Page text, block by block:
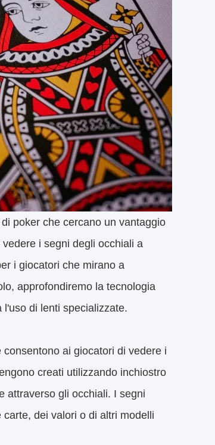
poker che cercano un vantaggio
i segni degli occhiali a
i giocatori che mirano a
approfondiremo la tecnologia
di lenti specializzate.
ai giocatori di vedere i
creati utilizzando inchiostro
attraverso gli occhiali. I segni
dei valori o di altri modelli